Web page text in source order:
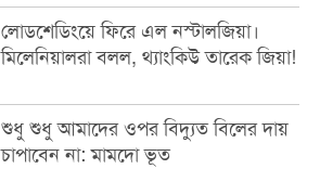
লোডশেডিংয়ে ফিরে এল নস্টালজিয়া।
মিলেনিয়ালরা বলল, থ্যাংকিউ তারেক জিয়া!
শুধু শুধু আমাদের ওপর বিদ্যুত বিলের দায়
চাপাবেন না: মামদো ভূত